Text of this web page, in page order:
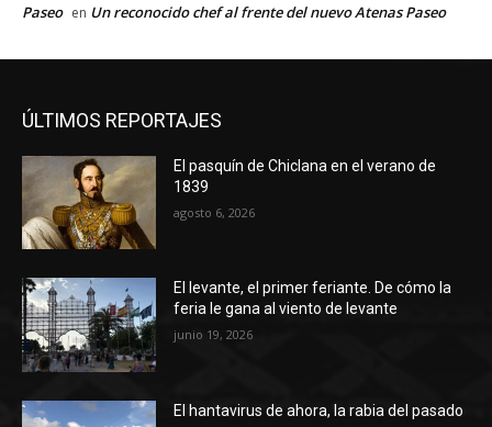
Paseo en Un reconocido chef al frente del nuevo Atenas Paseo
ÚLTIMOS REPORTAJES
El pasquín de Chiclana en el verano de
1839
agosto 6, 2026
El levante, el primer feriante. De cómo la
feria le gana al viento de levante
junio 19, 2026
El hantavirus de ahora, la rabia del pasado